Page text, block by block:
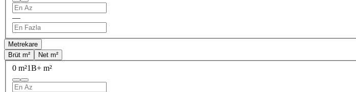
—
Metrekare
Brüt m²
Net m²
0 m²1B+ m²